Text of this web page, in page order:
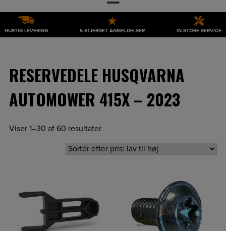
Hop
HURTIG LEVERING 5-STJERNET ANMELDELSER IN-STORE SERVICE
RESERVEDELE HUSQVARNA
AUTOMOWER 415X – 2023
Viser 1–30 af 60 resultater